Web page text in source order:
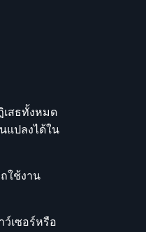
สธทั้งหมด
แปลงได้ใน
ใช้งาน
เซอร์หรือ